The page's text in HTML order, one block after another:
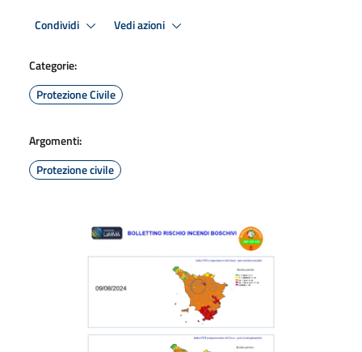
Condividi Vedi azioni
Categorie:
Protezione Civile
Argomenti:
Protezione civile